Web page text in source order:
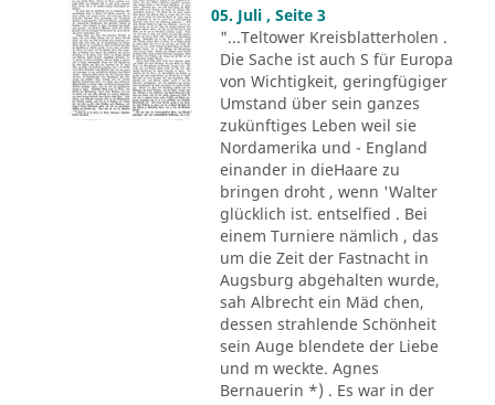
05. Juli , Seite 3
"...Teltower Kreisblatterholen .
Die Sache ist auch S für Europa
von Wichtigkeit, geringfügiger
Umstand über sein ganzes
zukünftiges Leben weil sie
Nordamerika und - England
einander in dieHaare zu
bringen droht , wenn 'Walter
glücklich ist. entselfied . Bei
einem Turniere nämlich , das
um die Zeit der Fastnacht in
Augsburg abgehalten wurde,
sah Albrecht ein Mäd chen,
dessen strahlende Schönheit
sein Auge blendete der Liebe
und m weckte. Agnes
Bernauerin *) . Es war in der